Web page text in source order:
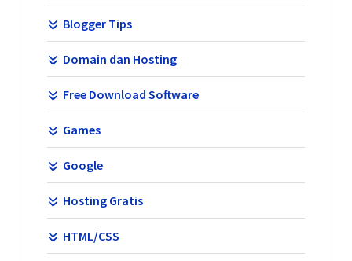
Blogger Tips
Domain dan Hosting
Free Download Software
Games
Google
Hosting Gratis
HTML/CSS